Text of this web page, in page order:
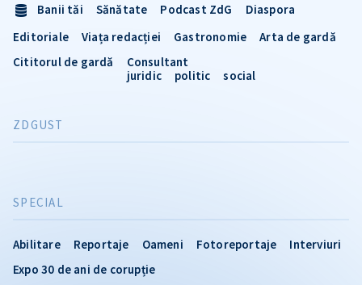
SPECIAL
Abilitare Reportaje Oameni Fotoreportaje
Interviuri
Expo 30 de ani de corupție
Banii tăi Sănătate Podcast ZdG
Diaspora
Editoriale
Viața redacției Gastronomie
Arta de gardă
Cititorul de gardă
Consultant
juridic
politic social
ZDGUST